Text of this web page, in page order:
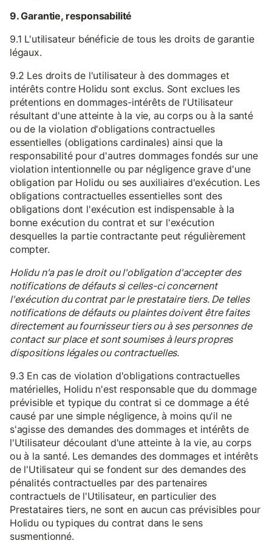
9. Garantie, responsabilité
9.1 L'utilisateur bénéficie de tous les droits de garantie
légaux.
9.2 Les droits de l'utilisateur à des dommages et
intérêts contre Holidu sont exclus. Sont exclues les
prétentions en dommages-intérêts de l'Utilisateur
résultant d'une atteinte à la vie, au corps ou à la santé
ou de la violation d'obligations contractuelles
essentielles (obligations cardinales) ainsi que la
responsabilité pour d'autres dommages fondés sur une
violation intentionnelle ou par négligence grave d'une
obligation par Holidu ou ses auxiliaires d'exécution. Les
obligations contractuelles essentielles sont des
obligations dont l'exécution est indispensable à la
bonne exécution du contrat et sur l'exécution
desquelles la partie contractante peut régulièrement
compter.
Holidu n'a pas le droit ou l'obligation d'accepter des
notifications de défauts si celles-ci concernent
l'exécution du contrat par le prestataire tiers. De telles
notifications de défauts ou plaintes doivent être faites
directement au fournisseur tiers ou à ses personnes de
contact sur place et sont soumises à leurs propres
dispositions légales ou contractuelles.
9.3 En cas de violation d'obligations contractuelles
matérielles, Holidu n'est responsable que du dommage
prévisible et typique du contrat si ce dommage a été
causé par une simple négligence, à moins qu'il ne
s'agisse des demandes des dommages et intérêts de
l'Utilisateur découlant d'une atteinte à la vie, au corps
ou à la santé. Les demandes des dommages et intérêts
de l'Utilisateur qui se fondent sur des demandes des
pénalités contractuelles par des partenaires
contractuels de l'Utilisateur, en particulier des
Prestataires tiers, ne sont en aucun cas prévisibles pour
Holidu ou typiques du contrat dans le sens
susmentionné.